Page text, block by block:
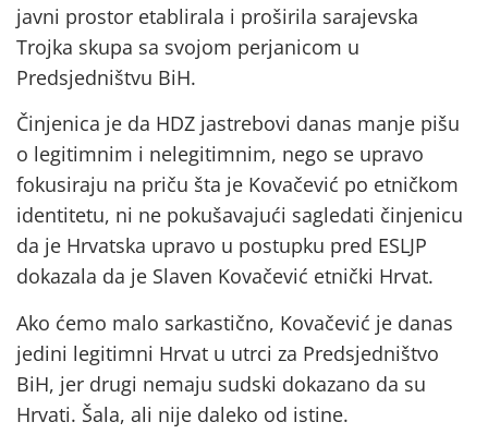
javni prostor etablirala i proširila sarajevska
Trojka skupa sa svojom perjanicom u
Predsjedništvu BiH.
Činjenica je da HDZ jastrebovi danas manje pišu
o legitimnim i nelegitimnim, nego se upravo
fokusiraju na priču šta je Kovačević po etničkom
identitetu, ni ne pokušavajući sagledati činjenicu
da je Hrvatska upravo u postupku pred ESLJP
dokazala da je Slaven Kovačević etnički Hrvat.
Ako ćemo malo sarkastično, Kovačević je danas
jedini legitimni Hrvat u utrci za Predsjedništvo
BiH, jer drugi nemaju sudski dokazano da su
Hrvati. Šala, ali nije daleko od istine.